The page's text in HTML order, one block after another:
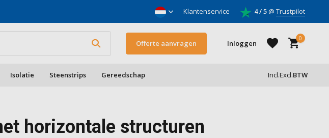
Specialist in gevels, vocht & daken Klantenservice 4 / 5@ Trustpilot
Offerte aanvragen Inloggen
0
Isolatie Steenstrips Gereedschap Incl.Excl.BTW
horizontale structuren